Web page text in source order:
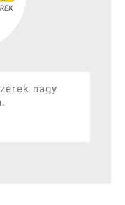
nagy